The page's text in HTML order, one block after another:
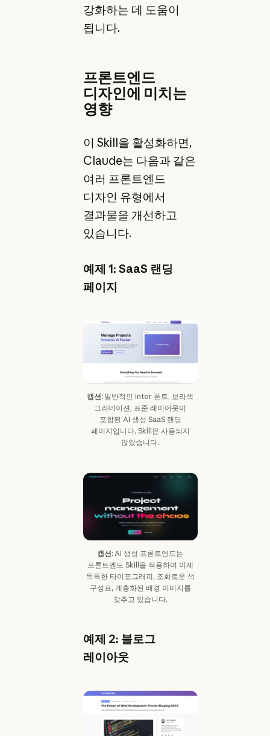
강화하는 데 도움이
됩니다.
프론트엔드
디자인에 미치는
영향
이 Skill을 활성화하면,
Claude는 다음과 같은
여러 프론트엔드
디자인 유형에서
결과물을 개선하고
있습니다.
예제 1: SaaS 랜딩
페이지
캡션: 일반적인 Inter 폰트, 보라색
그라데이션, 표준 레이아웃이
포함된 AI 생성 SaaS 랜딩
페이지입니다. Skill은 사용되지
않았습니다.
캡션: AI 생성 프론트엔드는
프론트엔드 Skill을 적용하여 이제
독특한 타이포그래피, 조화로운 색
구성표, 계층화된 배경 이미지를
갖추고 있습니다.
예제 2: 블로그
레이아웃